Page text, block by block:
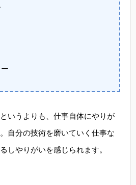
いうよりも、仕事自体にやりが
自分の技術を磨いていく仕事な
しやりがいを感じられます。